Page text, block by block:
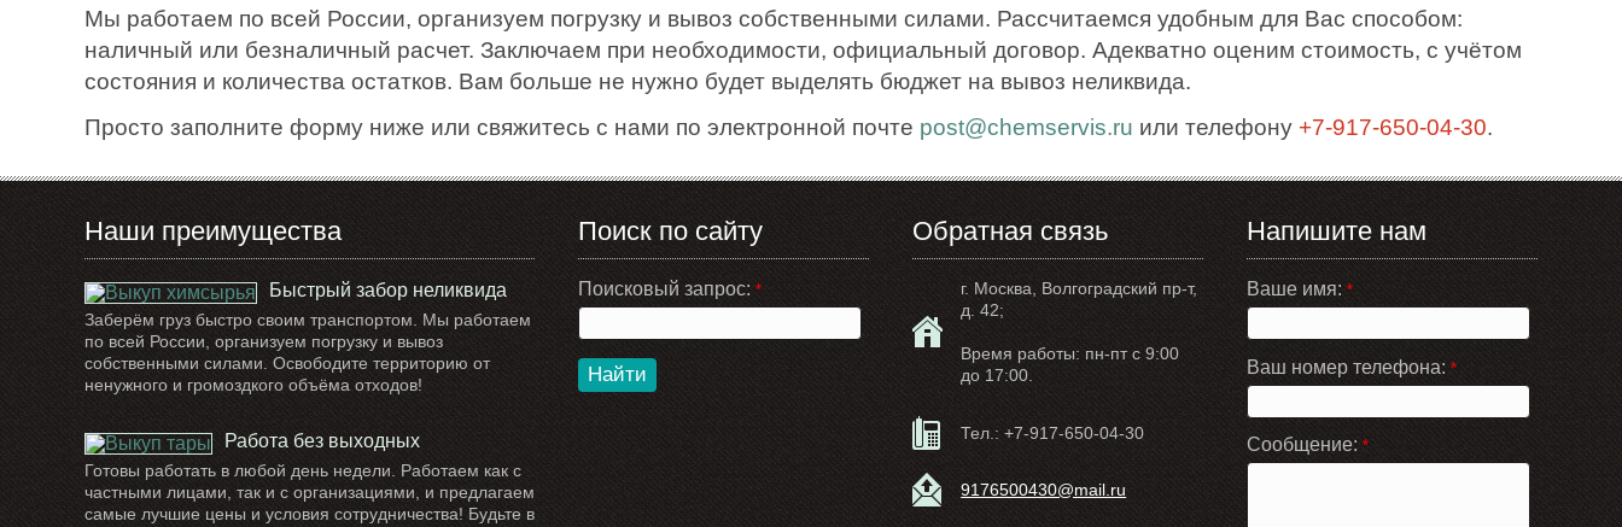
Мы работаем по всей России, организуем погрузку и вывоз собственными силами. Рассчитаемся удобным для Вас способом:
наличный или безналичный расчет. Заключаем при необходимости, официальный договор. Адекватно оценим стоимость, с учётом
состояния и количества остатков. Вам больше не нужно будет выделять бюджет на вывоз неликвида.
Просто заполните форму ниже или свяжитесь с нами по электронной почте post@chemservis.ru или телефону +7-917-650-04-30.
Наши преимущества
Быстрый забор неликвида
Заберём груз быстро своим транспортом. Мы работаем
по всей России, организуем погрузку и вывоз
собственными силами. Освободите территорию от
ненужного и громоздкого объёма отходов!
Работа без выходных
Готовы работать в любой день недели. Работаем как с
частными лицами, так и с организациями, и предлагаем
самые лучшие цены и условия сотрудничества! Будьте в
Поиск по сайту
Поисковый запрос:*
Найти
Обратная связь
г. Москва, Волгоградский пр-т,
д. 42;
Время работы: пн-пт с 9:00
до 17:00.
Тел.:+7-917-650-04-30
9176500430@mail.ru
Напишите нам
Ваше имя: *
Ваш номер телефона: *
Сообщение: *